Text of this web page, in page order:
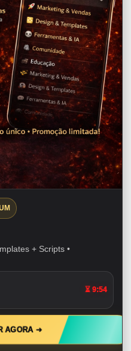
+ Scripts •
⏳ 9:54
AGORA ➜